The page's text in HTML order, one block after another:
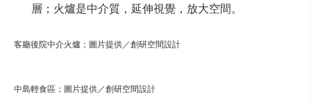
層；火爐是中介質，延伸視覺，放大空間。
客廳後院中介火爐；圖片提供／創研空間設計
中島輕食區；圖片提供／創研空間設計